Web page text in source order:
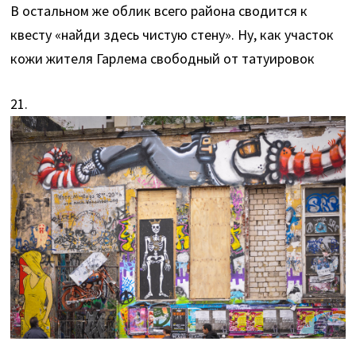
В остальном же облик всего района сводится к
квесту «найди здесь чистую стену». Ну, как участок
кожи жителя Гарлема свободный от татуировок
21.